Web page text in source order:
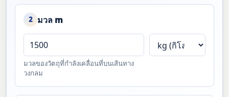
2 มวล m
มวลของวัตถุที่กำลังเคลื่อนที่บนเส้นทาง
วงกลม